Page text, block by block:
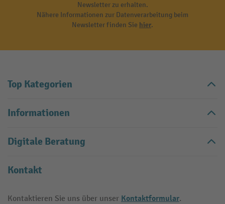
Newsletter zu erhalten.
Nähere Informationen zur Datenverarbeitung beim
Newsletter finden Sie hier.
Top Kategorien
Informationen
Digitale Beratung
Kontakt
Kontaktieren Sie uns über unser Kontaktformular.